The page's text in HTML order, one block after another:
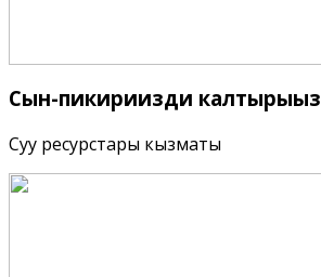
Сын-пикириңизди калтырыңыз
Суу ресурстары кызматы